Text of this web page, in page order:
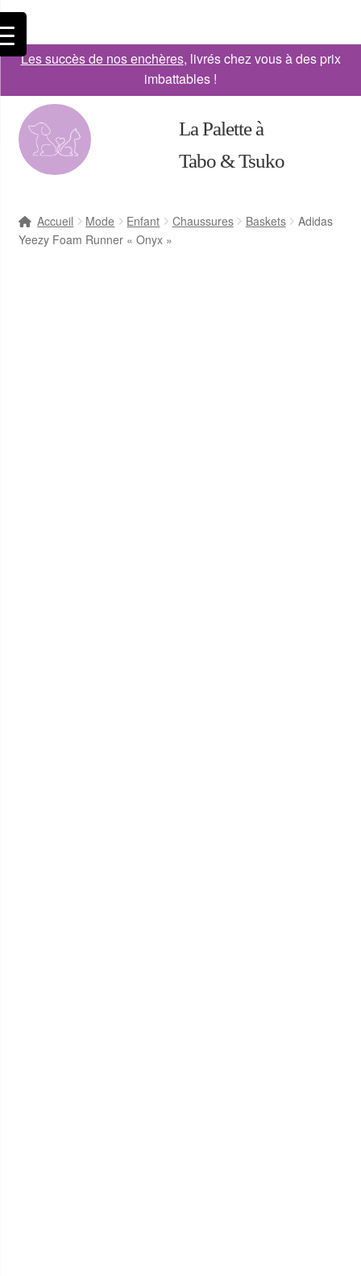
Les succès de nos enchères, livrés chez vous à des prix
imbattables !
La Palette à
Tabo & Tsuko
Accueil Mode Enfant Chaussures Baskets
Adidas
Yeezy Foam Runner « Onyx »